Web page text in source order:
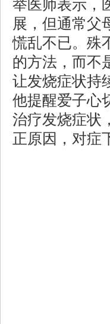
举医师表示，
展，但通常父
慌乱不已。殊
的方法，而不
让发烧症状持
他提醒爱子心
治疗发烧症状
正原因，对症